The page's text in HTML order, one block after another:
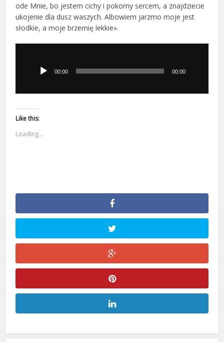
ode Mnie, bo jestem cichy i pokorny sercem, a znajdziecie
ukojenie dla dusz waszych. Albowiem jarzmo moje jest
słodkie, a moje brzemię lekkie».
dźwiękowych00:00 00:00
Like this:
Loading...